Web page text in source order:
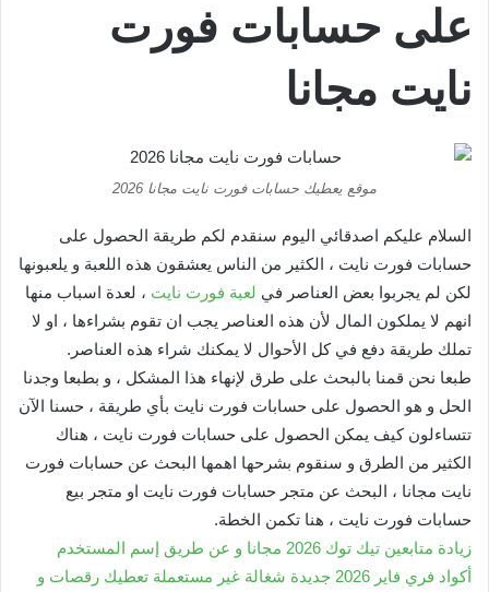
على حسابات فورت
نايت مجانا
موقع يعطيك حسابات فورت نايت مجانا 2026
السلام عليكم اصدقائي اليوم سنقدم لكم طريقة الحصول على
حسابات فورت نايت ، الكثير من الناس يعشقون هذه اللعبة و يلعبونها
لكن لم يجربوا بعض العناصر في لعبة فورت نايت ، لعدة اسباب منها
انهم لا يملكون المال لأن هذه العناصر يجب ان تقوم بشراءها ، او لا
تملك طريقة دفع في كل الأحوال لا يمكنك شراء هذه العناصر.
طبعا نحن قمنا بالبحث على طرق لإنهاء هذا المشكل ، و بطبعا وجدنا
الحل و هو الحصول على حسابات فورت نايت بأي طريقة ، حسنا الآن
تتساءلون كيف يمكن الحصول على حسابات فورت نايت ، هناك
الكثير من الطرق و سنقوم بشرحها اهمها البحث عن حسابات فورت
نايت مجانا ، البحث عن متجر حسابات فورت نايت او متجر بيع
حسابات فورت نايت ، هنا تكمن الخطة.
زيادة متابعين تيك توك 2026 مجانا و عن طريق إسم المستخدم
أكواد فري فاير 2026 جديدة شغالة غير مستعملة تعطيك رقصات و